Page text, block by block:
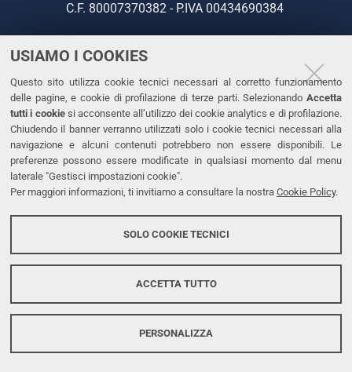
USIAMO I COOKIES
Questo sito utilizza cookie tecnici necessari al corretto funzionamento
delle pagine, e cookie di profilazione di terze parti. Selezionando Accetta
tutti i cookiesi acconsente all’utilizzo dei cookie analytics e di profilazione.
Chiudendo il banner verranno utilizzati solo i cookie tecnici necessari alla
navigazione e alcuni contenuti potrebbero non essere disponibili. Le
preferenze possono essere modificate in qualsiasi momento dal menu
laterale "Gestisci impostazioni cookie".
Per maggiori informazioni, ti invitiamo a consultare la nostra Cookie Policy.
SOLO COOKIE TECNICI
ACCETTA TUTTO
PERSONALIZZA
C.F. 80007370382 - P.IVA 00434690384
CONTATTI
Tel. +39 0532 293111
Fax. +39 0532 293031
PEC
LINKS
Dichiarazione di accessibilità
Protezione dati personali